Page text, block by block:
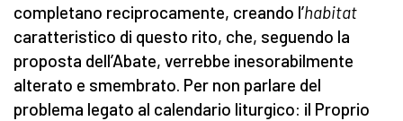
completano reciprocamente, creando l’habitat
caratteristico di questo rito, che, seguendo la
proposta dell’Abate, verrebbe inesorabilmente
alterato e smembrato. Per non parlare del
problema legato al calendario liturgico: il Proprio